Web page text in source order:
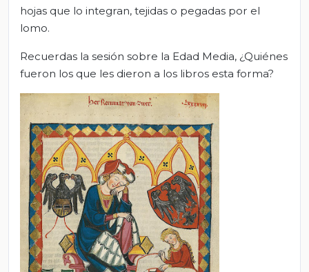
hojas que lo integran, tejidas o pegadas por el
lomo.
Recuerdas la sesión sobre la Edad Media, ¿Quiénes
fueron los que les dieron a los libros esta forma?